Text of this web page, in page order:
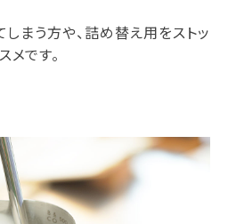
まう方や、詰め替え用をストッ
メです。